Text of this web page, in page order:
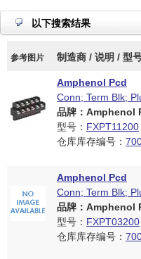
以下搜索结果
参考图片 制造商 / 说明 / 型
Amphenol Pcd
Conn; Term Blk;
品牌：Amphenol
型号： FXPT11200
仓库库存编号：
Amphenol Pcd
Conn; Term Blk;
品牌：Amphenol
型号： FXPT03200
仓库库存编号：